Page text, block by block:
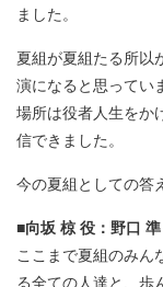
ました。
夏組が夏組たる所以
演になると思ってい
場所は役者人生をか
信できました。
今の夏組としての答
■向坂 椋 役：野口 準
ここまで夏組のみん
る全ての人達と、歩